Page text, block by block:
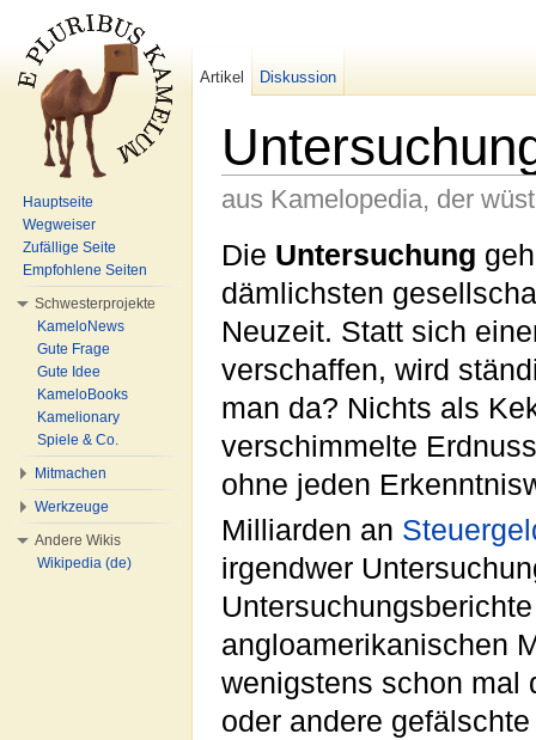
aus Kamelopedia, der
Die Untersuchung
dämlichsten
Neuzeit. Statt sich
verschaffen, wird
man da? Nichts als
verschimmelte Erdnuss
ohne jeden
Milliarden an
irgendwer
angloamerikanischen
wenigstens schon mal
oder andere
Artikel Diskussion
Hauptseite
Wegweiser
Zufällige Seite
Empfohlene Seiten
Schwesterprojekte
KameloNews
Gute Frage
Gute Idee
KameloBooks
Kamelionary
Spiele & Co.
Mitmachen
Werkzeuge
Andere Wikis
Wikipedia (de)